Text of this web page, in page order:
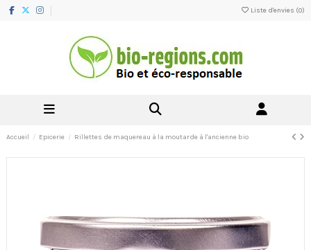
Liste d'envies (0)
Accueil Epicerie Rillettes de maquereau à la moutarde à l'ancienne bio